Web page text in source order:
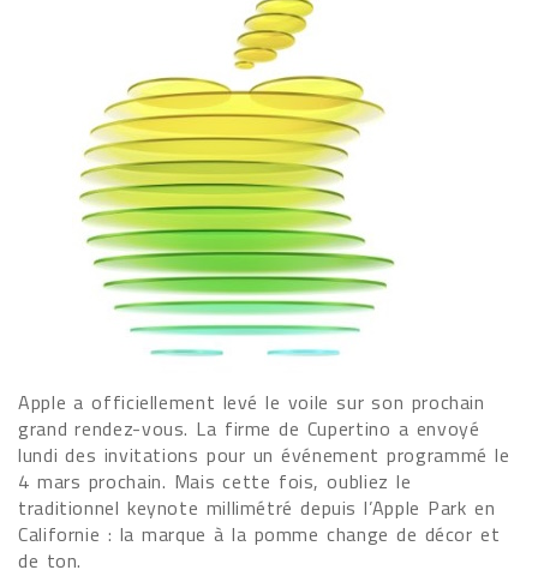
Apple a officiellement levé le voile sur son prochain
grand rendez-vous. La firme de Cupertino a envoyé
lundi des invitations pour un événement programmé le
4 mars prochain. Mais cette fois, oubliez le
traditionnel keynote millimétré depuis l’Apple Park en
Californie : la marque à la pomme change de décor et
de ton.